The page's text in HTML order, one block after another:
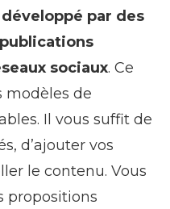
par des
sociaux. Ce
modèles de
Il vous suffit de
d’ajouter vos
le contenu. Vous
propositions